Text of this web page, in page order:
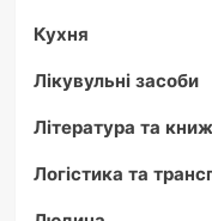
Кухня
Лікувульні засоби
Література та
Логістика та